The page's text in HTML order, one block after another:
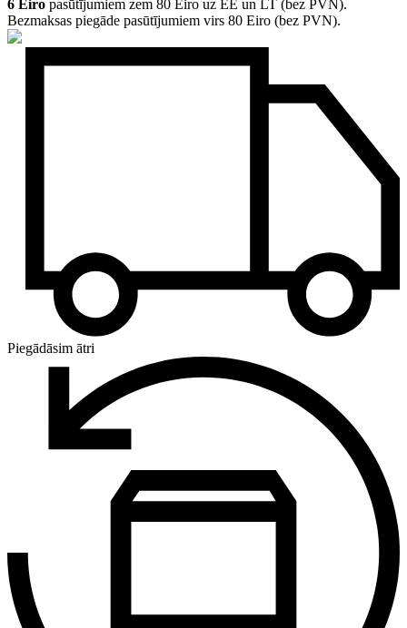
6 Eiro pasūtījumiem zem 80 Eiro uz EE un LT (bez PVN).
Bezmaksas piegāde pasūtījumiem virs 80 Eiro (bez PVN).
Piegādāsim ātri